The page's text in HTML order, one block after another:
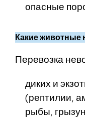
опасные
Какие животные
Перевозка
диких и
(рептилии,
рыбы,